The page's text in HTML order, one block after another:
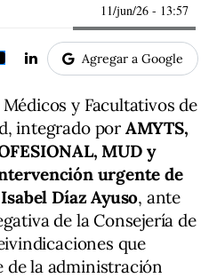
11/jun/26 - 13:57
Agregar a Google
y Facultativos de
integrado por AMYTS,
MUD y
urgente de
Díaz Ayuso, ante
de la Consejería de
que
de la administración